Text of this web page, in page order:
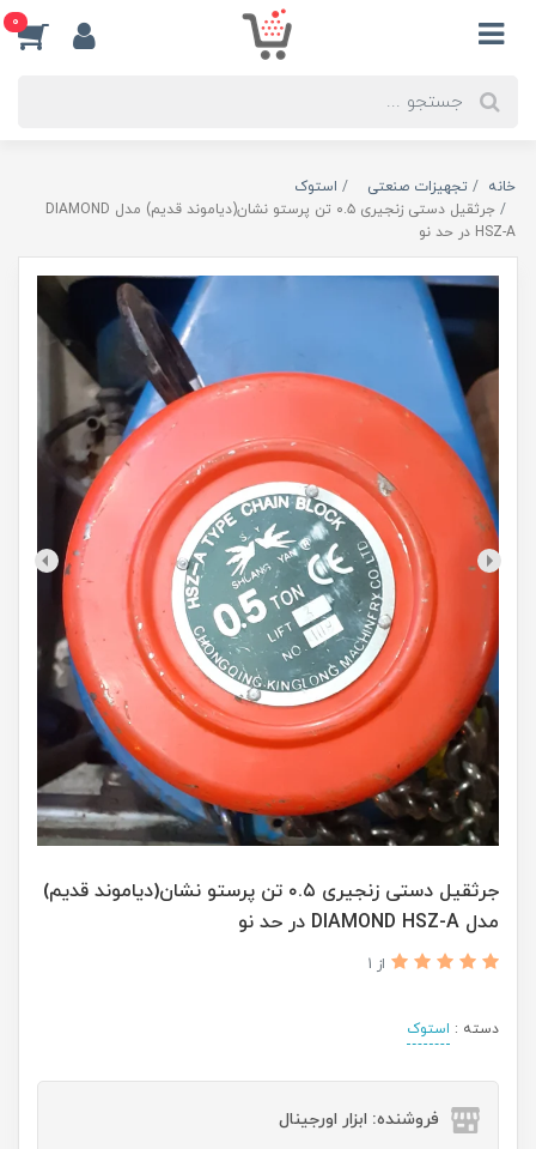
0
خانه تجهیزات صنعتی
استوک
جرثقیل دستی زنجیری ۰.۵ تن پرستو نشان(دیاموند قدیم) مدل DIAMOND
HSZ-A در حد نو
جرثقیل دستی زنجیری ۰.۵ تن پرستو نشان(دیاموند قدیم)
مدل DIAMOND HSZ-A در حد نو
از 1
دسته : استوک
فروشنده: ابزار اورجینال